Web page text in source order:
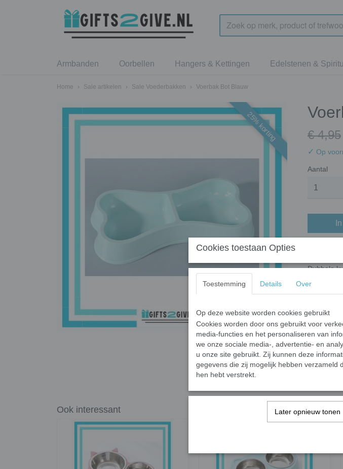
Armbanden Oorbellen Hangers & Kettingen Edelstenen &
Home › Sale artikelen › Sale Voederbakken › Voerbak Bot Blauw
25% korting € 4,95
✓ Op
Aantal
Dubbele
Kleur: licht
Productcode
Ook interessant
Cookies toestaan Opties
Toestemming Details Over
Op deze website worden cookies gebruikt
Cookies worden door ons gebruikt voor
media-functies en het personaliseren van
we onze sociale media-, advertentie- en
u onze site gebruikt. Zij kunnen deze
gegevens die zij mogelijk hebben verzameld
hen hebt verstrekt.
Later opnieuw tonen